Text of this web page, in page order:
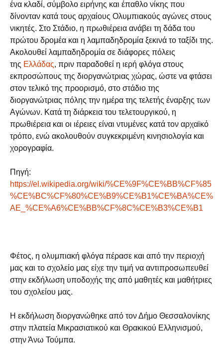
ένα κλαδί, σύμβολο ειρήνης και έπαθλο νίκης που
δίνονταν κατά τους αρχαίους Ολυμπιακούς αγώνες στους
νικητές. Στο Στάδιο, η πρωθιέρεια ανάβει τη δάδα του
πρώτου δρομέα και η λαμπαδηδρομία ξεκινά το ταξίδι της.
Ακολουθεί λαμπαδηδρομία σε διάφορες πόλεις
της Ελλάδας, πριν παραδοθεί η ιερή φλόγα στους
εκπροσώπους της διοργανώτριας χώρας, ώστε να φτάσει
στον τελικό της προορισμό, στο στάδιο της
διοργανώτριας πόλης την ημέρα της τελετής έναρξης των
Αγώνων. Κατά τη διάρκεια του τελετουργικού, η
πρωθιέρεια και οι ιέρειες είναι ντυμένες κατά τον αρχαϊκό
τρόπο, ενώ ακολουθούν συγκεκριμένη κινησιολογία και
χορογραφία.
Πηγή:
https://el.wikipedia.org/wiki/%CE%9F%CE%BB%CF%85
%CE%BC%CF%80%CE%B9%CE%B1%CE%BA%CE%
AE_%CE%A6%CE%BB%CF%8C%CE%B3%CE%B1
Φέτος, η ολυμπιακή φλόγα πέρασε και από την περιοχή
μας και το σχολείο μας είχε την τιμή να αντιπροσωπευθεί
στην εκδήλωση υποδοχής της από μαθητές και μαθήτριες
του σχολείου μας.
Η εκδήλωση διοργανώθηκε από τον Δήμο Θεσσαλονίκης
στην πλατεία Μικρασιατικού και Θρακικού Ελληνισμού,
στην Άνω Τούμπα.